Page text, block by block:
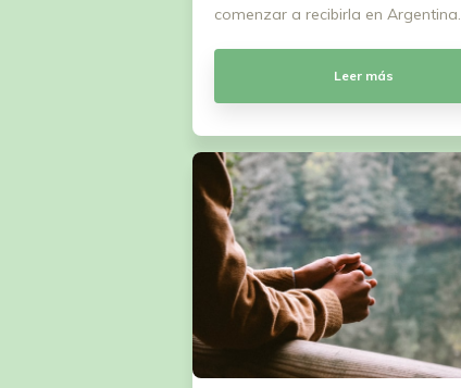
comenzar a recibirla en Argentina.
Leer más